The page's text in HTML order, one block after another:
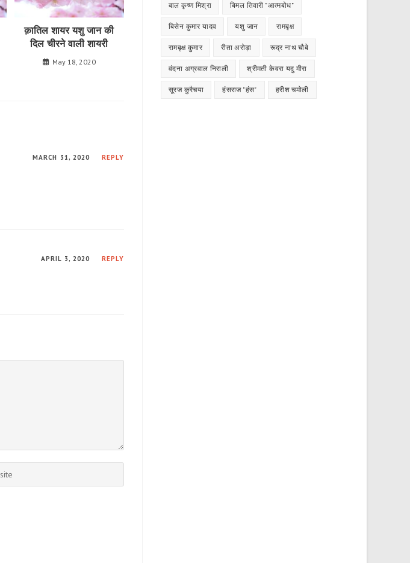
क़ातिल शायर यशु जान की
दिल चीरने वाली शायरी
May 18, 2020
MARCH 31, 2020 REPLY
APRIL 3, 2020 REPLY
बाल कृष्ण मिश्रा बिमल तिवारी "आत्मबोध"
बिसेन कुमार यादव यशु जान रामबृक्ष
रामबृक्ष कुमार रीता अरोड़ा रूद्र नाथ चौबे
वंदना अग्रवाल निराली श्रीमती केवरा यदु मीरा
सूरज कुरैचया हंसराज "हंस" हरीश चमोली